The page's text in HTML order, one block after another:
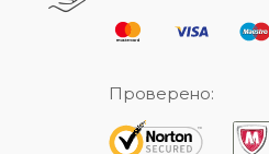
Проверено: